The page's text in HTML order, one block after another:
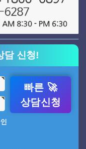
담 신청!
빠른 🚀
상담신청